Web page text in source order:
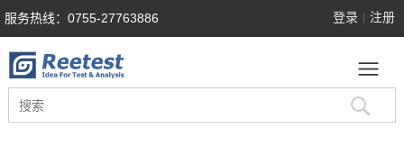
服务热线：0755-27763886 登录 注册